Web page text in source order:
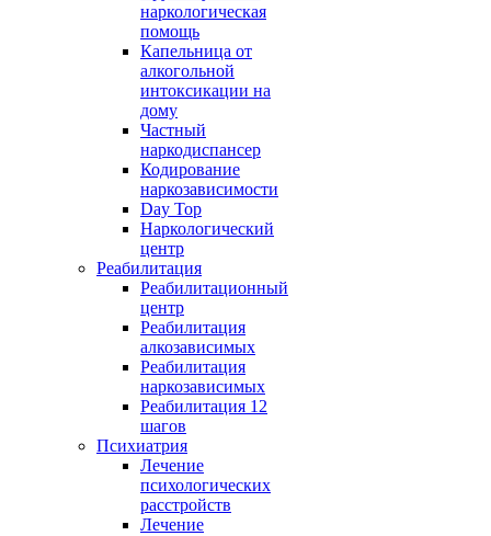
наркологическая
помощь
Капельница от
алкогольной
интоксикации на
дому
Частный
наркодиспансер
Кодирование
наркозависимости
Day Top
Наркологический
центр
Реабилитация
Реабилитационный
центр
Реабилитация
алкозависимых
Реабилитация
наркозависимых
Реабилитация 12
шагов
Психиатрия
Лечение
психологических
расстройств
Лечение